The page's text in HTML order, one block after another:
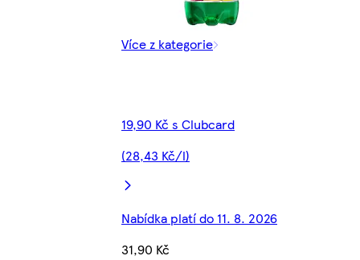
Více z kategorie
19,90 Kč s Clubcard
(28,43 Kč/l)
Nabídka platí do 11. 8. 2026
31,90 Kč